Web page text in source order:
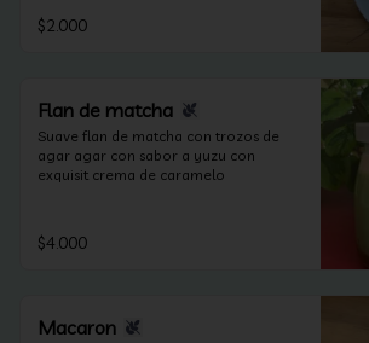
$2.000
Flan de matcha
Suave flan de matcha con trozos de
agar agar con sabor a yuzu con
exquisit crema de caramelo
$4.000
Macaron